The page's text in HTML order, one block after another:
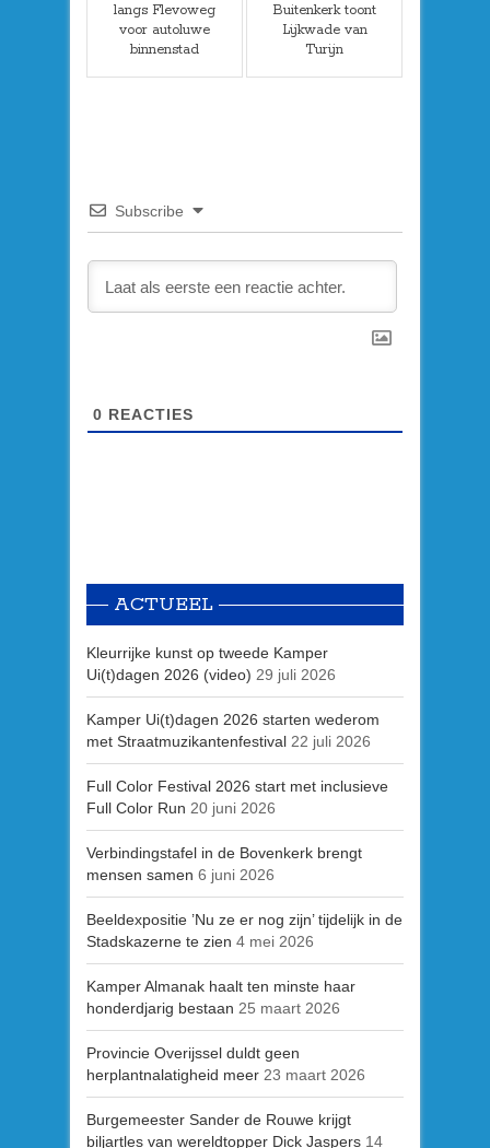
langs Flevoweg
voor autoluwe
binnenstad
Buitenkerk toont
Lijkwade van
Turijn
Subscribe
0 REACTIES
ACTUEEL
Kleurrijke kunst op tweede Kamper
Ui(t)dagen 2026 (video) 29 juli 2026
Kamper Ui(t)dagen 2026 starten wederom
met Straatmuzikantenfestival 22 juli 2026
Full Color Festival 2026 start met inclusieve
Full Color Run 20 juni 2026
Verbindingstafel in de Bovenkerk brengt
mensen samen 6 juni 2026
Beeldexpositie ’Nu ze er nog zijn’ tijdelijk in de
Stadskazerne te zien 4 mei 2026
Kamper Almanak haalt ten minste haar
honderdjarig bestaan 25 maart 2026
Provincie Overijssel duldt geen
herplantnalatigheid meer 23 maart 2026
Burgemeester Sander de Rouwe krijgt
biljartles van wereldtopper Dick Jaspers 14